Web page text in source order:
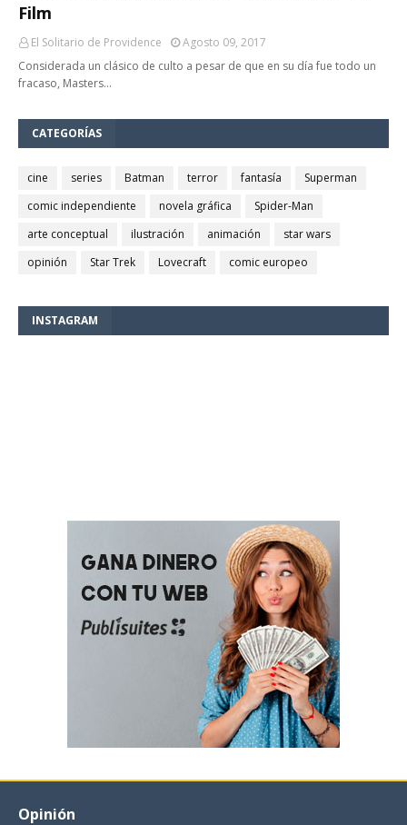
Film
El Solitario de Providence
Agosto 09, 2017
Considerada un clásico de culto a pesar de que en su día fue todo un
fracaso, Masters…
CATEGORÍAS
cine series Batman terror fantasía
Superman
comic independiente
novela gráfica
Spider-Man
arte conceptual
ilustración animación
star wars
opinión
Star Trek Lovecraft comic europeo
INSTAGRAM
Opinión